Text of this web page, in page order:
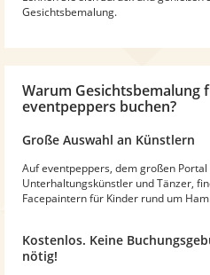
Gesichtsbemalung.
Warum Gesichtsbemalung
eventpeppers buchen?
Große Auswahl an Künstlern
Auf eventpeppers, dem großen
Unterhaltungskünstler und Tänzer,
Facepaintern für Kinder rund um
Kostenlos. Keine
nötig!